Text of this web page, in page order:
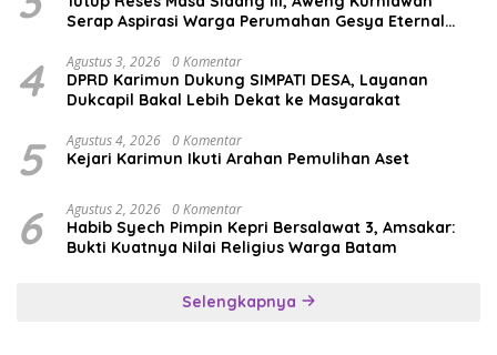
Serap Aspirasi Warga Perumahan Gesya Eternal
4 Agustus 3, 2026 0 Komentar
DPRD Karimun Dukung SIMPATI DESA, Layanan
Dukcapil Bakal Lebih Dekat ke Masyarakat
5 Agustus 4, 2026 0 Komentar
Kejari Karimun Ikuti Arahan Pemulihan Aset
6 Agustus 2, 2026 0 Komentar
Habib Syech Pimpin Kepri Bersalawat 3, Amsakar:
Bukti Kuatnya Nilai Religius Warga Batam
Selengkapnya